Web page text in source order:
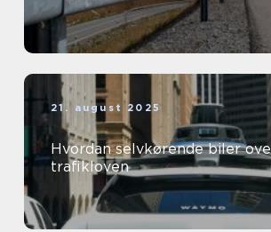
21. august 2025
Hvordan selvkørende biler
trafikloven